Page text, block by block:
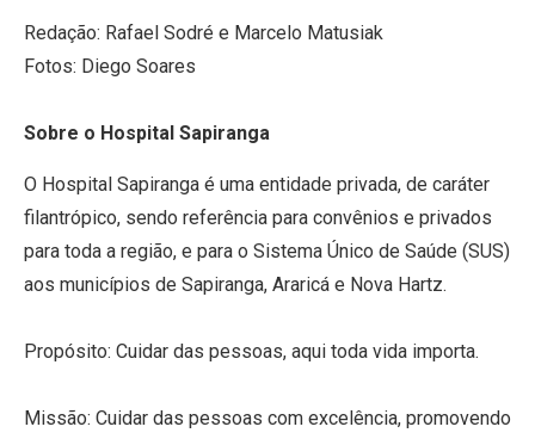
Redação: Rafael Sodré e Marcelo Matusiak
Fotos: Diego Soares
Sobre o Hospital Sapiranga
O Hospital Sapiranga é uma entidade privada, de caráter
filantrópico, sendo referência para convênios e privados
para toda a região, e para o Sistema Único de Saúde (SUS)
aos municípios de Sapiranga, Araricá e Nova Hartz.
Propósito: Cuidar das pessoas, aqui toda vida importa.
Missão: Cuidar das pessoas com excelência, promovendo